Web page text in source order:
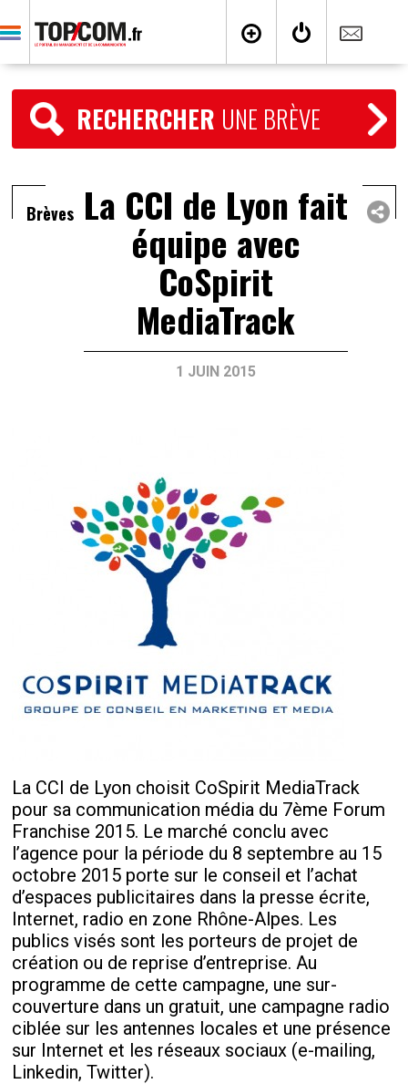
RECHERCHER UNE BRÈVE
Brèves La CCI de Lyon fait
équipe avec
CoSpirit
MediaTrack
1 JUIN 2015
La CCI de Lyon choisit CoSpirit MediaTrack
pour sa communication média du 7ème Forum
Franchise 2015. Le marché conclu avec
l’agence pour la période du 8 septembre au 15
octobre 2015 porte sur le conseil et l’achat
d’espaces publicitaires dans la presse écrite,
Internet, radio en zone Rhône-Alpes. Les
publics visés sont les porteurs de projet de
création ou de reprise d’entreprise. Au
programme de cette campagne, une sur-
couverture dans un gratuit, une campagne radio
ciblée sur les antennes locales et une présence
sur Internet et les réseaux sociaux (e-mailing,
Linkedin, Twitter).